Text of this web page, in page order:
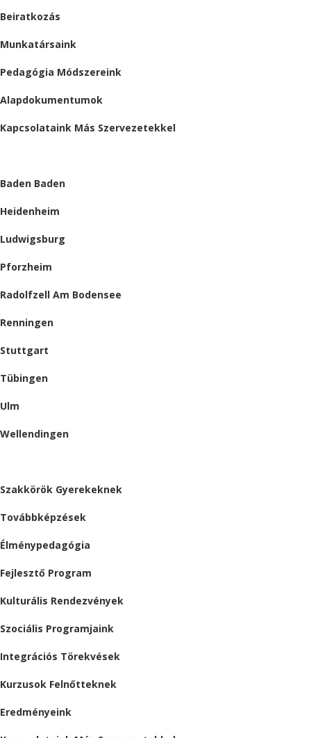
Beiratkozás
Munkatársaink
Pedagógia Módszereink
Alapdokumentumok
Kapcsolataink Más Szervezetekkel
Baden Baden
Heidenheim
Ludwigsburg
Pforzheim
Radolfzell Am Bodensee
Renningen
Stuttgart
Tübingen
Ulm
Wellendingen
Szakkörök Gyerekeknek
Továbbképzések
Élménypedagógia
Fejlesztő Program
Kulturális Rendezvények
Szociális Programjaink
Integrációs Törekvések
Kurzusok Felnőtteknek
Eredményeink